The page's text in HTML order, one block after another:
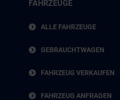
FAHRZEUGE
ALLE FAHRZEUGE
GEBRAUCHTWAGEN
FAHRZEUG VERKAUFEN
FAHRZEUG ANFRAGEN